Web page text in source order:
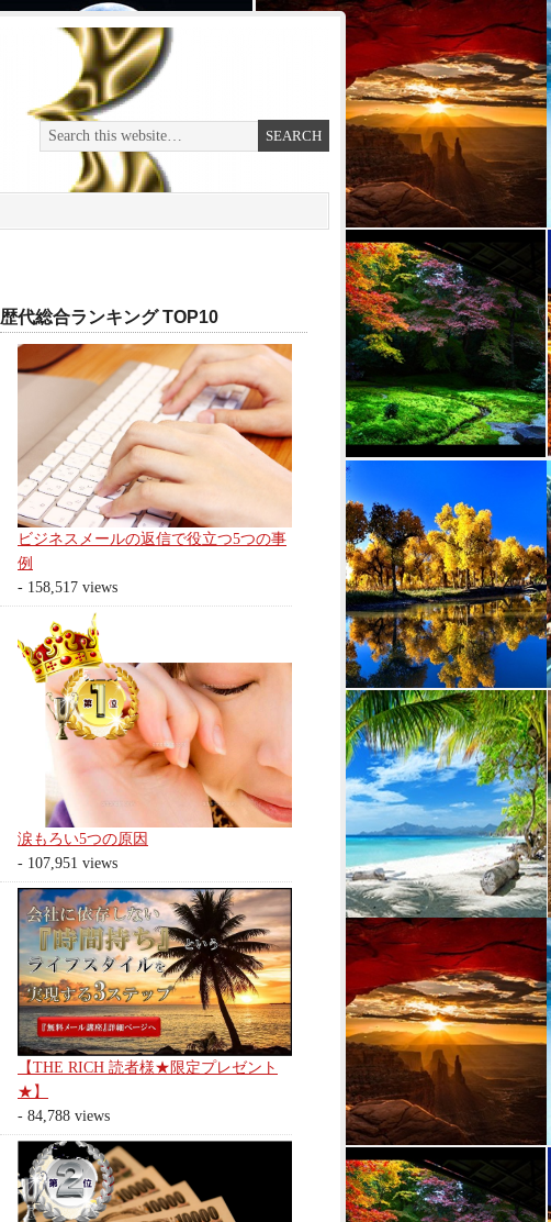
歴代総合ランキング TOP10
ビジネスメールの返信で役立つ5つの事
例
- 158,517 views
涙もろい5つの原因
- 107,951 views
【THE RICH 読者様★限定プレゼント
★】
- 84,788 views